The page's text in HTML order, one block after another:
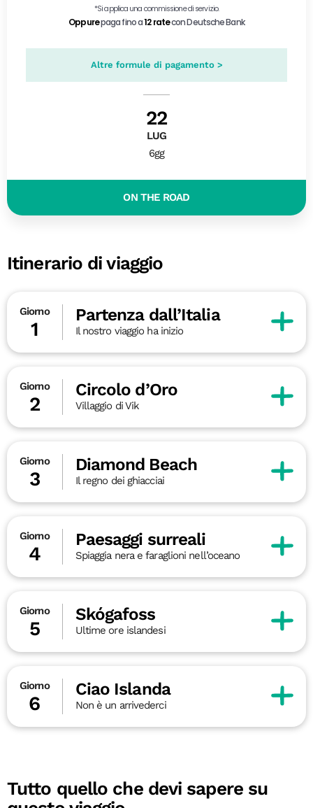
Altre formule di pagamento >
22
LUG
6gg
ON THE ROAD
Itinerario di viaggio
Giorno
1
Partenza dall’Italia
Il nostro viaggio ha inizio
Giorno
2
Circolo d’Oro
Villaggio di Vik
Giorno
3
Diamond Beach
Il regno dei ghiacciai
Giorno
4
Paesaggi surreali
Spiaggia nera e faraglioni nell’oceano
Giorno
5
Skógafoss
Ultime ore islandesi
Giorno
6
Ciao Islanda
Non è un arrivederci
Tutto quello che devi sapere su